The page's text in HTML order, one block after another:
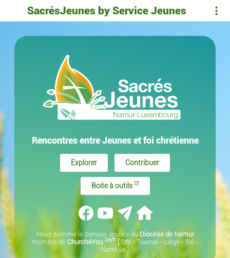
SacrésJeunes by Service Jeunes
Rencontres entre Jeunes et foi chrétienne
Explorer Contribuer
Boite à outils
Nous somme le Service Jeunes du Diocèse de Namur
membre de Church4You .be/fr BW-Tournai - Liège - Bxl -
NamLux]